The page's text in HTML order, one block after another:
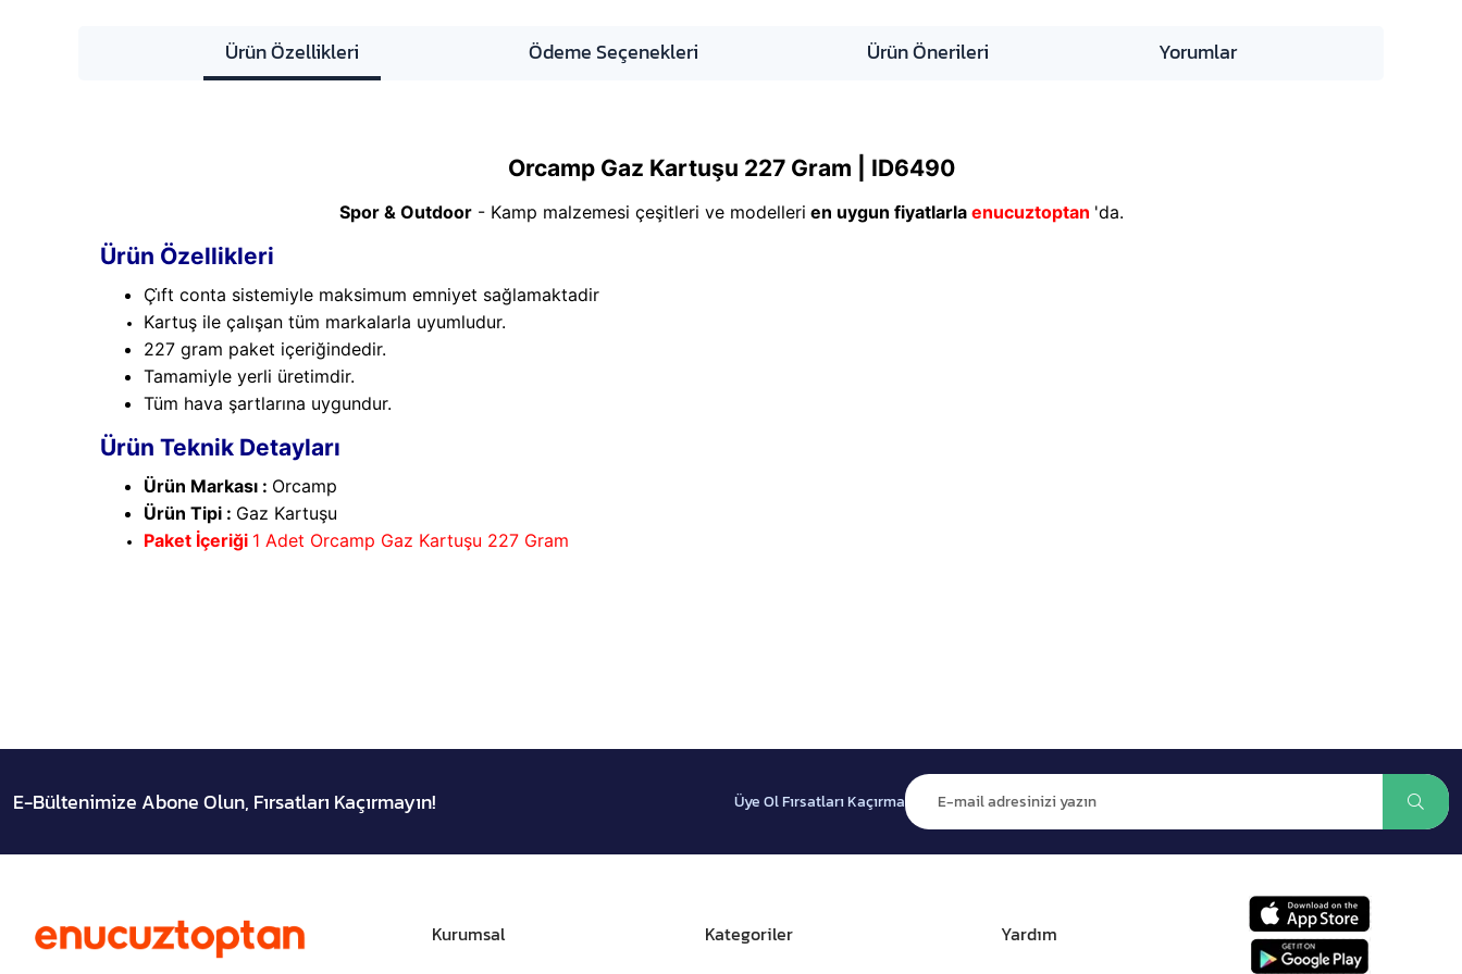
Ürün Özellikleri Ödeme Seçenekleri Ürün Önerileri Yorumlar
Orcamp Gaz Kartuşu 227 Gram | ID6490
Spor & Outdoor- Kamp malzemesi çeşitleri ve modelleri en uygun fiyatlarla enucuztoptan 'da.
Ürün Özellikleri
Çi̇ft conta sistemiyle maksimum emniyet sağlamaktadir
Kartuş ile çalışan tüm markalarla uyumludur.
227 gram paket içeriğindedir.
Tamamiyle yerli üretimdir.
Tüm hava şartlarına uygundur.
Ürün Teknik Detayları
Ürün Markası : Orcamp
Ürün Tipi : Gaz Kartuşu
Paket İçeriği 1 Adet Orcamp Gaz Kartuşu 227 Gram
E-Bültenimize Abone Olun, Fırsatları Kaçırmayın! Üye Ol Fırsatları Kaçırma
Kurumsal Kategoriler Yardım